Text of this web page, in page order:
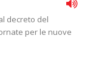
decreto del
per le nuove